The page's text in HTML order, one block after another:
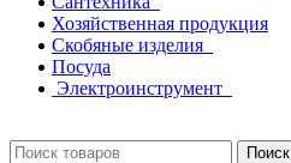
Хозяйственная продукция
Скобяные изделия
Посуда
Электроинструмент
Поиск